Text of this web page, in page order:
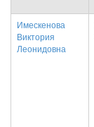
Имескенова
Виктория
Леонидовна